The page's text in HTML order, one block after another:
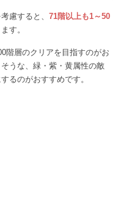
慮すると、 71階以上も1～50
す。
階層のクリアを目指すのがお
うな、緑・紫・黄属性の敵
るのがおすすめです。